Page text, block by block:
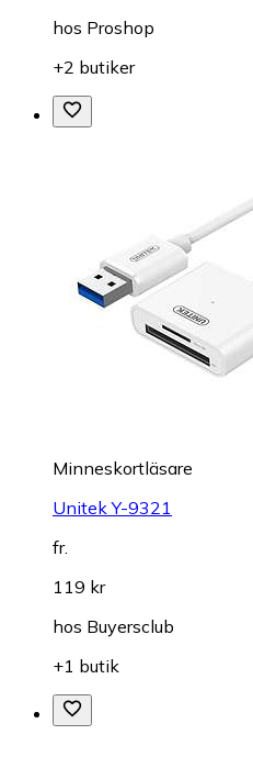
hos Proshop
+2 butiker
Minneskortläsare
Unitek Y-9321
fr.
119 kr
hos Buyersclub
+1 butik